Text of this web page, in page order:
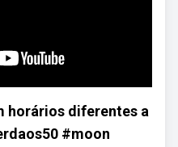
horários diferentes a
#moon